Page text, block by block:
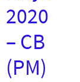
2020
– CB
(PM)